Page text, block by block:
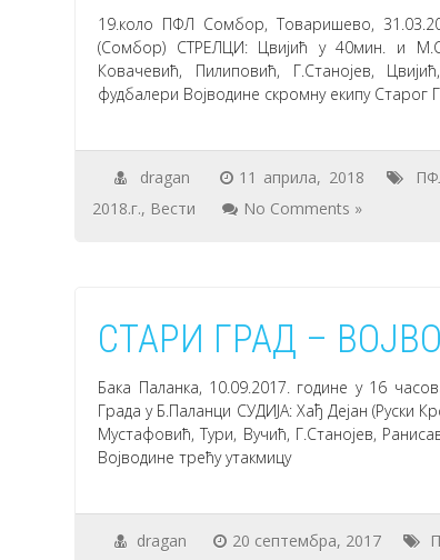
19.коло ПФЛ Сомбор, Товаришево,
(Сомбор) СТРЕЛЦИ: Цвијић у 40мин. и
Ковачевић, Пилиповић, Г.Станојев,
фудбалери Војводине скромну екипу Старог
dragan 11 априла, 2018
2018.г., Вести No Comments »
СТАРИ ГРАД –
Бака Паланка, 10.09.2017. године у 16
Града у Б.Паланци СУДИЈА: Хађ Дејан (Руски
Мустафовић, Тури, Вучић, Г.Станојев,
Војводине трећу утакмицу
dragan 20 септембра, 2017